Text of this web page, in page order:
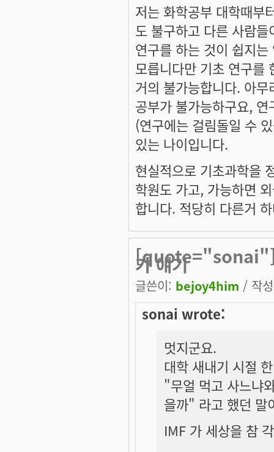
저는 화학공부 대학때부
도 불구하고 다른 사람
연구를 하는 것이 쉽지
모릅니다만 기초 연구를
거의 불가능합니다. 아
공부가 불가능하구요,
(연구에는 걸림돌일 수
있는 나이입니다.
현실적으로 기초과학을
학원도 가고, 가능하면
합니다. 적당히 다른거
[quote="sonai"]
가 얘기
글쓴이: bejoy4him / 작
sonai wrote:
멋지군요.
대학 새내기 시절
"무얼 먹고 사느냐
을까" 라고 했던 말
IMF 가 세상을 참